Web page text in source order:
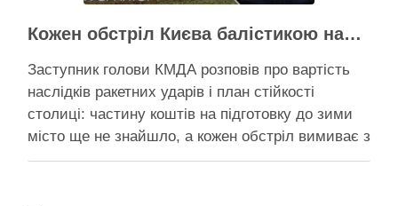
Кожен обстріл Києва балістикою наносить місту збитків на 300-500 мільйонів – Петро Пантелеєв
Заступник голови КМДА розповів про вартість
наслідків ракетних ударів і план стійкості
столиці: частину коштів на підготовку до зими
місто ще не знайшло, а кожен обстріл вимиває з
казни міста ще більше коштів Балістичний удар